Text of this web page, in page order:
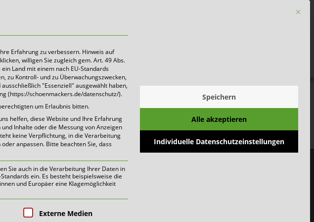
sorgen
Gelb!
Mit
Erfahrung zu verbessern. Hinweis auf
willigen Sie zugleich gem. Art. 49 Abs.
Land mit einem nach EU-Standards
zu Kontroll- und zu Überwachungszwecken,
"Essenziell" ausgewählt haben,
(https://schoenmackers.de/datenschutz/).
um Erlaubnis bitten.
helfen, diese Website und Ihre Erfahrung
Inhalte oder die Messung von Anzeigen
keine Verpflichtung, in die Verarbeitung
anpassen. Bitte beachten Sie, dass
Sie auch in die Verarbeitung Ihrer Daten in
ein. Es besteht beispielsweise die
und Europäer eine Klagemöglichkeit
erteilt werden kann. Die erste Service-Gruppe
Externe Medien
Speichern
Alle akzeptieren
Individuelle Datenschutzeinstellungen